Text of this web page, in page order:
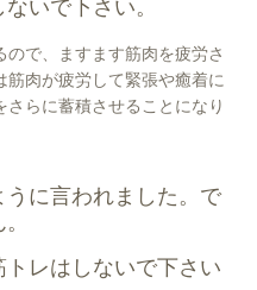
いで下さい。
で、ますます筋肉を疲労さ
肉が疲労して緊張や癒着に
らに蓄積させることになり
に言われました。で
レはしないで下さい